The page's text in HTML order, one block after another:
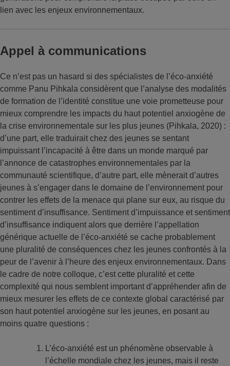
lien avec les enjeux environnementaux.
Appel à communications
Ce n’est pas un hasard si des spécialistes de l’éco-anxiété
comme Panu Pihkala considèrent que l’analyse des modalités
de formation de l’identité constitue une voie prometteuse pour
mieux comprendre les impacts du haut potentiel anxiogène de
la crise environnementale sur les plus jeunes (Pihkala, 2020) :
d’une part, elle traduirait chez des jeunes se sentant
impuissant l’incapacité à être dans un monde marqué par
l’annonce de catastrophes environnementales par la
communauté scientifique, d’autre part, elle mènerait d’autres
jeunes à s’engager dans le domaine de l’environnement pour
contrer les effets de la menace qui plane sur eux, au risque du
sentiment d’insuffisance. Sentiment d’impuissance et sentiment
d’insuffisance indiquent alors que derrière l’appellation
générique actuelle de l’éco-anxiété se cache probablement
une pluralité de conséquences chez les jeunes confrontés à la
peur de l’avenir à l’heure des enjeux environnementaux. Dans
le cadre de notre colloque, c’est cette pluralité et cette
complexité qui nous semblent important d’appréhender afin de
mieux mesurer les effets de ce contexte global caractérisé par
son haut potentiel anxiogène sur les jeunes, en posant au
moins quatre questions :
L’éco-anxiété est un phénomène observable à
l’échelle mondiale chez les jeunes, mais il reste